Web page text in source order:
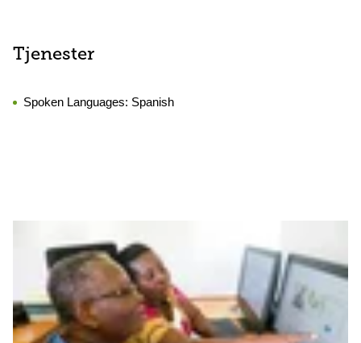
Tjenester
Spoken Languages: Spanish